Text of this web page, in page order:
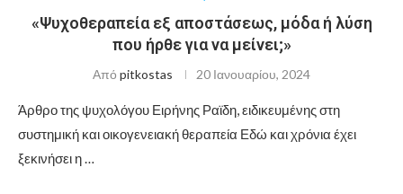
«Ψυχοθεραπεία εξ αποστάσεως, μόδα ή λύση
που ήρθε για να μείνει;»
Από pitkostas 20 Ιανουαρίου, 2024
Άρθρο της ψυχολόγου Ειρήνης Ραϊδη, ειδικευμένης στη
συστημική και οικογενειακή θεραπεία Εδώ και χρόνια έχει
ξεκινήσει η …